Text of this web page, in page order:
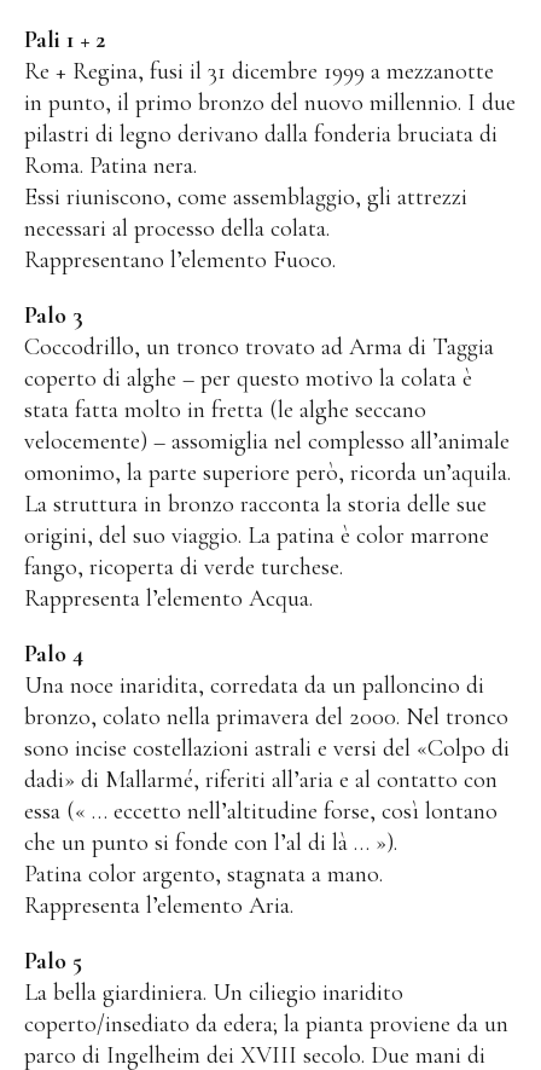
Schizzi
Public Works
Opere pubbliche
Fontenuova, Italia
Ingelheim/Rhein, Germania
Kassel, Germania
Roma, Italia
Leogang, Austria
San Lorenzo, Italia
Schwalbach, Germania
Zug, Svizzera
Fonderia
Fonderia Roma
Blau Miau
Il Re Sognatore
Il Salto
Fonderia Volvera/Torino
Vita
Pali 1 + 2
Re + Regina, fusi il 31 dicembre 1999 a mezzanotte
in punto, il primo bronzo del nuovo millennio. I due
pilastri di legno derivano dalla fonderia bruciata di
Roma. Patina nera.
Essi riuniscono, come assemblaggio, gli attrezzi
necessari al processo della colata.
Rappresentano l’elemento Fuoco.
Palo 3
Coccodrillo, un tronco trovato ad Arma di Taggia
coperto di alghe – per questo motivo la colata è
stata fatta molto in fretta (le alghe seccano
velocemente) – assomiglia nel complesso all’animale
omonimo, la parte superiore però, ricorda un’aquila.
La struttura in bronzo racconta la storia delle sue
origini, del suo viaggio. La patina è color marrone
fango, ricoperta di verde turchese.
Rappresenta l’elemento Acqua.
Palo 4
Una noce inaridita, corredata da un palloncino di
bronzo, colato nella primavera del 2000. Nel tronco
sono incise costellazioni astrali e versi del «Colpo di
dadi» di Mallarmé, riferiti all’aria e al contatto con
essa (« … eccetto nell’altitudine forse, così lontano
che un punto si fonde con l’al di là … »).
Patina color argento, stagnata a mano.
Rappresenta l’elemento Aria.
Palo 5
La bella giardiniera. Un ciliegio inaridito
coperto/insediato da edera; la pianta proviene da un
parco di Ingelheim dei XVIII secolo. Due mani di